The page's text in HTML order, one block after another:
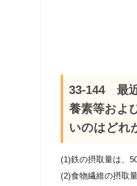
33-144 最
養素等およ
いのはどれ
(1)鉄の摂取量は、
(2)食物繊維の摂取